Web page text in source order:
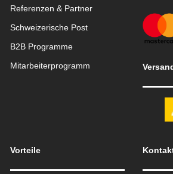
Referenzen & Partner
Schweizerische Post
B2B Programme
Mitarbeiterprogramm
Vorteile